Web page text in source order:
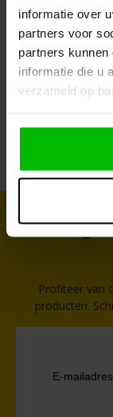
informatie over
partners voor
partners
informatie die u
verzameld op
Kwalitatief,
toevoer van
Ontvang
Profiteer van
producten.